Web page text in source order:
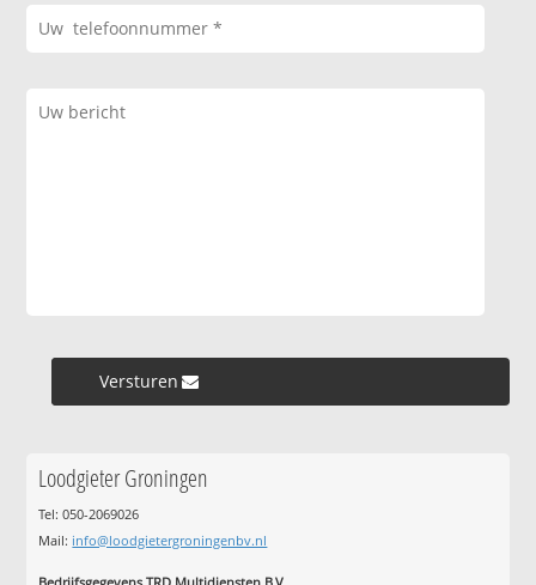
Versturen »
Loodgieter Groningen
Tel: 050-2069026
Mail: info@loodgietergroningenbv.nl